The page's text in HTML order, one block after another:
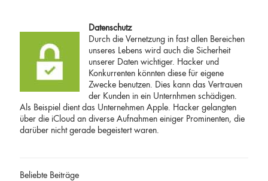
Datenschutz
Durch die Vernetzung in fast allen Bereichen
unseres Lebens wird auch die Sicherheit
unserer Daten wichtiger. Hacker und
Konkurrenten könnten diese für eigene
Zwecke benutzen. Dies kann das Vertrauen
der Kunden in ein Unternhmen schädigen.
Als Beispiel dient das Unternehmen Apple. Hacker gelangten
über die iCloud an diverse Aufnahmen einiger Prominenten, die
darüber nicht gerade begeistert waren.
Beliebte Beiträge